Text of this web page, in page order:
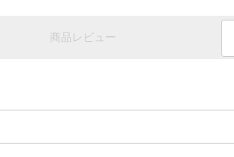
商品レビュー